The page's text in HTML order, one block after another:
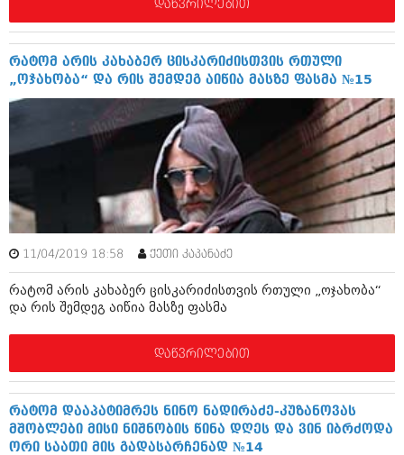
საზოგადოება
მოდი, ვილაპარაკოთ
რელიგია
კადრს მიღმა
კულინარია
ავტორჩევები
გვარები
თემიდას სასწორი
მედიცინა
სპორტი
კულინარია
ბელადები
ბიზნესსიახლეები
გვარები
კალეიდოსკოპი
ჰოროსკოპი და შეუცნობელი
დაწვრილებით
რატომ არის კახაბერ ცისკარიძისთვის რთული
„ოჯახობა“ და რის შემდეგ აიწია მასზე ფასმა №15
11/04/2019 18:58 ქეთი კაპანაძე
რატომ არის კახაბერ ცისკარიძისთვის რთული „ოჯახობა“
და რის შემდეგ აიწია მასზე ფასმა
დაწვრილებით
რატომ დააპატიმრეს ნინო ნადირაძე-კუზანოვას
მშობლები მისი ნიშნობის წინა დღეს და ვინ იბრძოდა
ორი საათი მის გადასარჩენად №14